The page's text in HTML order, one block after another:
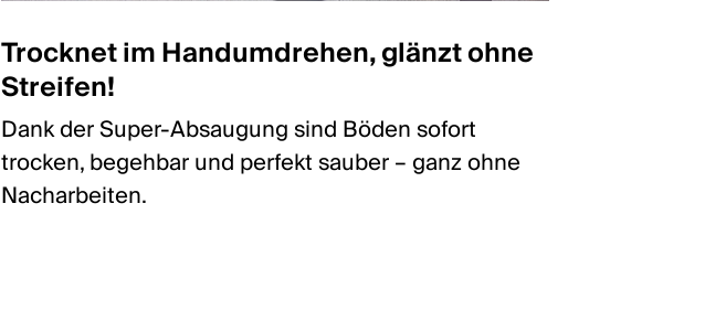
Trocknet im Handumdrehen, glänzt ohne
Streifen!
Dank der Super-Absaugung sind Böden sofort
trocken, begehbar und perfekt sauber – ganz ohne
Nacharbeiten.